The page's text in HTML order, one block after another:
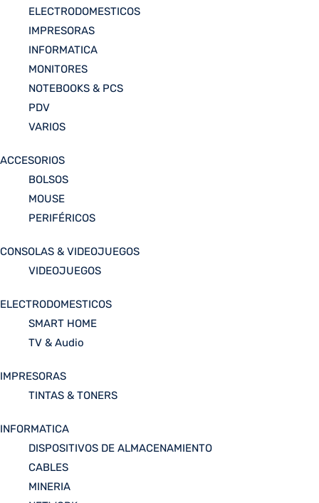
ELECTRODOMESTICOS
IMPRESORAS
INFORMATICA
MONITORES
NOTEBOOKS & PCS
PDV
VARIOS
ACCESORIOS
BOLSOS
MOUSE
PERIFÉRICOS
CONSOLAS & VIDEOJUEGOS
VIDEOJUEGOS
ELECTRODOMESTICOS
SMART HOME
TV & Audio
IMPRESORAS
TINTAS & TONERS
INFORMATICA
DISPOSITIVOS DE ALMACENAMIENTO
CABLES
MINERIA